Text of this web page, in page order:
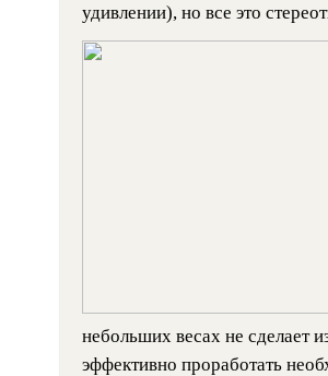
удивлении), но все это
небольших весах не сделает
эффективно проработать